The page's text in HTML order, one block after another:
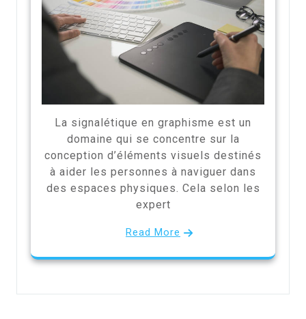
La signalétique en graphisme est un
domaine qui se concentre sur la
conception d’éléments visuels destinés
à aider les personnes à naviguer dans
des espaces physiques. Cela selon les
expert
Read More